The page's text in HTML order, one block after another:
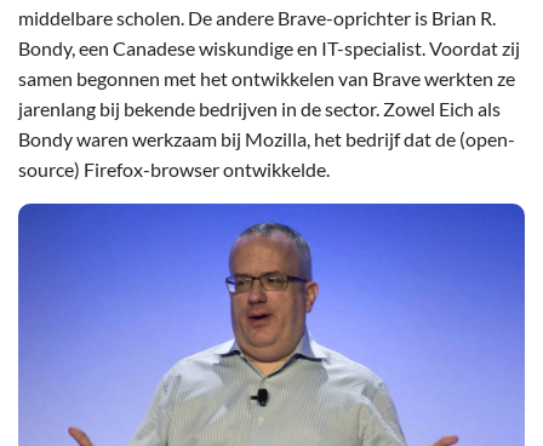
middelbare scholen. De andere Brave-oprichter is Brian R.
Bondy, een Canadese wiskundige en IT-specialist. Voordat zij
samen begonnen met het ontwikkelen van Brave werkten ze
jarenlang bij bekende bedrijven in de sector. Zowel Eich als
Bondy waren werkzaam bij Mozilla, het bedrijf dat de (open-
source) Firefox-browser ontwikkelde.